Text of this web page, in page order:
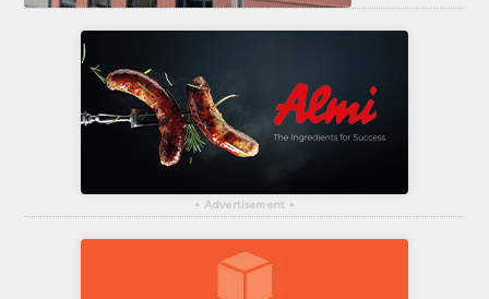
▴ Advertisement ▴